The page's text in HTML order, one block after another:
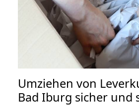
Umziehen von
Bad Iburg sicher und